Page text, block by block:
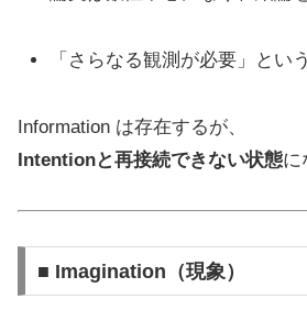
「さらなる観測が必要」とい
Information は存在するが、
Intentionと再接続できない状態に
■ Imagination（現象）